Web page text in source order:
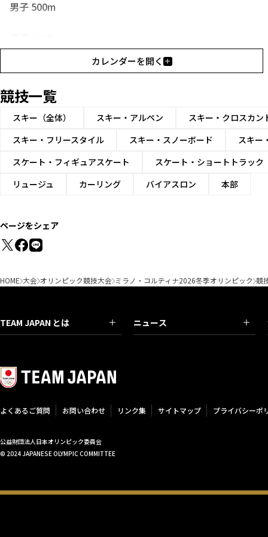
男子 500m
男子 1500m
男子 5000m
男子 マススタート
女子 500m
女子 1000m
女子 1500m
女子 3000m
女子 マススタート
女子 チームパシュート
カレンダーを開く
競技一覧
スキー（全体） スキー・アルペン
スキー・クロスカン
スキー・フリースタイル
スキー・スノーボード
スキー
スケート・フィギュアスケート
スケート・ショートトラック
リュージュ
カーリング バイアスロン 本部
ページをシェア
HOME 大会 オリンピック競技大会 ミラノ・コルティナ2026冬季オリンピック 競
TEAM JAPAN とは ニュース
よくあるご質問 お問い合わせ リンク集 サイトマップ プライバシーポ
公益財団法人日本オリンピック委員会
© 2024 JAPANESE OLYMPIC COMMITTEE